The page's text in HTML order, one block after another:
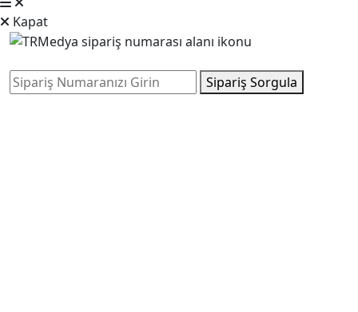
Kapat
Sipariş Sorgula